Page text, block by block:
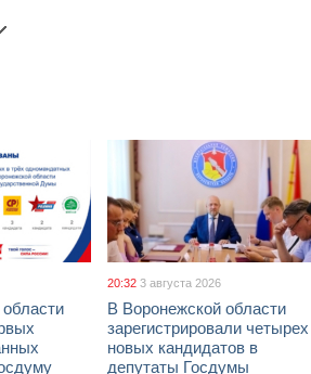
20:32 3 августа 2026
В Воронежской области
зарегистрировали четырех
новых кандидатов в
депутаты Госдумы